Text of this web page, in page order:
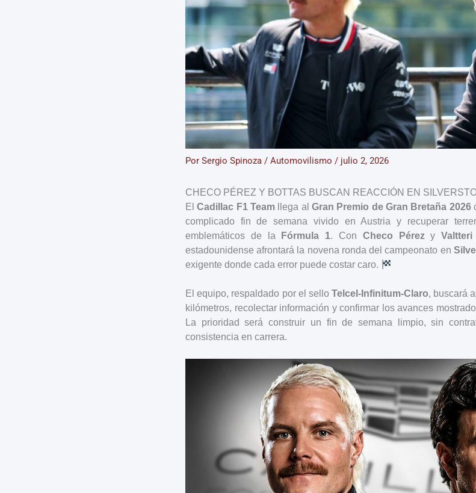
Por Sergio Spinoza / Automovilismo / julio 2, 2026
CHECO PÉREZ Y BOTTAS BUSCAN REACCIÓN EN
ElCadillac F1 Team llega alGran Premio de Gran Bretaña 2026
complicado fin de semana vivido en Austria y recuperar
emblemáticos de la
Fórmula 1. Con Checo Pérezy
estadounidense afrontará la novena ronda del campeonato en
exigente donde cada error puede costar caro.
El equipo, respaldado por el sello Telcel-Infinitum-Claro, buscará
kilómetros, recolectar información y confirmar los avances
La prioridad será construir un fin de semana limpio, sin
consistencia en carrera.